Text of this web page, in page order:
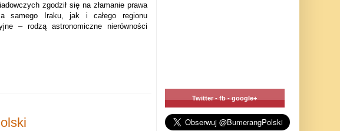
zgodził się na złamanie prawa
samego Iraku, jak i całego regionu
– rodzą astronomiczne nierówności
Twitter - fb - google+